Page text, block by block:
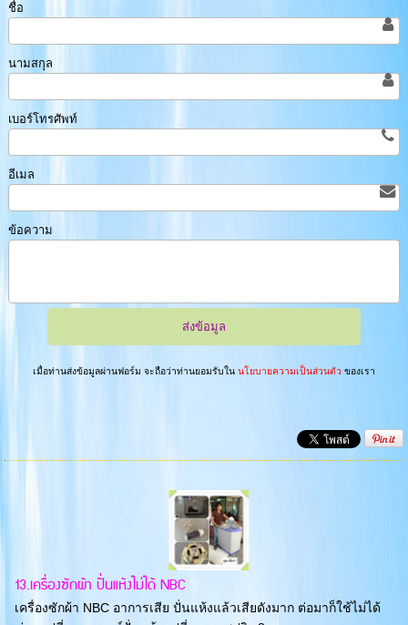
ชื่อ
นามสกุล
เบอร์โทรศัพท์
อีเมล
ข้อความ
เมื่อท่านส่งข้อมูลผ่านฟอร์ม จะถือว่าท่านยอมรับในนโยบายความเป็นส่วนตัว ของเรา
13.เครื่องซักผ้า ปั่นแห้งไม่ได้ NBC
เครื่องซักผ้า NBC อาการเสีย ปั่นแห้งแล้วเสียดังมาก ต่อมาก็ใช้ไม่ได้